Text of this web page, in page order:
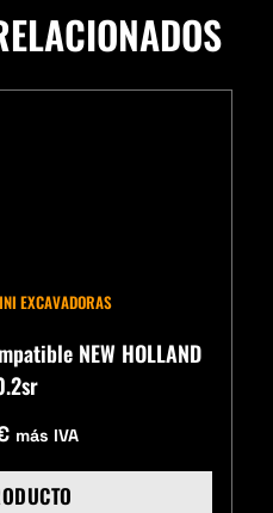
EXCAVADORAS
NEW HOLLAND
más IVA